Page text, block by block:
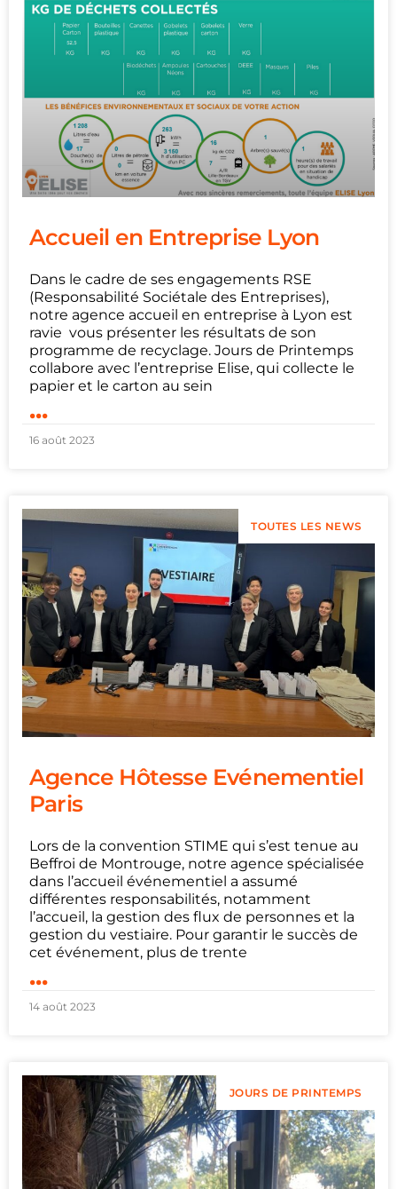
Accueil en Entreprise Lyon
Dans le cadre de ses engagements RSE
(Responsabilité Sociétale des Entreprises),
notre agence accueil en entreprise à Lyon est
ravie vous présenter les résultats de son
programme de recyclage. Jours de Printemps
collabore avec l’entreprise Elise, qui collecte le
papier et le carton au sein
...
16 août 2023
TOUTES LES NEWS
Agence Hôtesse Evénementiel
Paris
Lors de la convention STIME qui s’est tenue au
Beffroi de Montrouge, notre agence spécialisée
dans l’accueil événementiel a assumé
différentes responsabilités, notamment
l’accueil, la gestion des flux de personnes et la
gestion du vestiaire. Pour garantir le succès de
cet événement, plus de trente
...
14 août 2023
JOURS DE PRINTEMPS